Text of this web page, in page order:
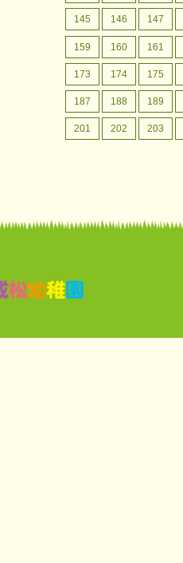
145 146 147
159 160 161
173 174 175
187 188 189
201 202 203